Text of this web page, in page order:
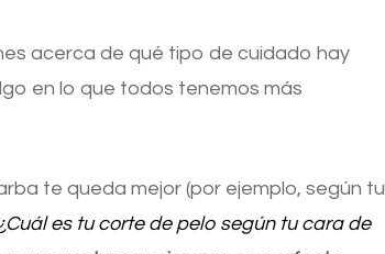
acerca de qué tipo de cuidado hay
en lo que todos tenemos más
te queda mejor (por ejemplo, según tu
es tu corte de pelo según tu cara de